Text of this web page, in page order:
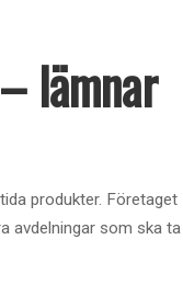
lämnar
produkter. Företaget
avdelningar som ska ta